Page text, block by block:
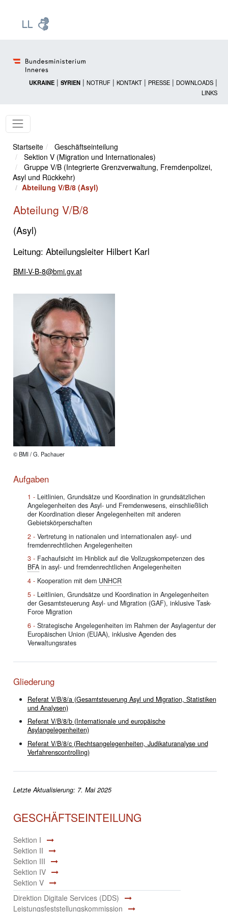
UKRAINE | SYRIEN | NOTRUF | KONTAKT | PRESSE | DOWNLOADS |
LINKS
Startseite
Geschäftseinteilung
Sektion V (Migration und Internationales)
Gruppe V/B (Integrierte Grenzverwaltung, Fremdenpolizei,
Asyl und Rückkehr)
Abteilung V/B/8 (Asyl)
Abteilung V/B/8
(Asyl)
Leitung: Abteilungsleiter Hilbert Karl
BMI-V-B-8@bmi.gv.at
© BMI / G. Pachauer
Aufgaben
Leitlinien, Grundsätze und Koordination in grundsätzlichen
Angelegenheiten des Asyl- und Fremdenwesens, einschließlich
der Koordination dieser Angelegenheiten mit anderen
Gebietskörperschaften
Vertretung in nationalen und internationalen asyl- und
fremdenrechtlichen Angelegenheiten
Fachaufsicht im Hinblick auf die Vollzugskompetenzen des
BFAin asyl- und fremdenrechtlichen Angelegenheiten
Kooperation mit dem UNHCR
Leitlinien, Grundsätze und Koordination in Angelegenheiten
der Gesamtsteuerung Asyl- und Migration (GAF), inklusive Task-
Force Migration
Strategische Angelegenheiten im Rahmen der Asylagentur der
Europäischen Union (EUAA), inklusive Agenden des
Verwaltungsrates
Gliederung
Referat V/B/8/a (Gesamtsteuerung Asyl und Migration, Statistiken
und Analysen)
Referat V/B/8/b (Internationale und europäische
Asylangelegenheiten)
Referat V/B/8/c (Rechtsangelegenheiten, Judikaturanalyse und
Verfahrenscontrolling)
Letzte Aktualisierung: 7. Mai 2025
GESCHÄFTSEINTEILUNG
Sektion I
Sektion II
Sektion III
Sektion IV
Sektion V
Direktion Digitale Services (DDS)
Leistungsfeststellungskommission